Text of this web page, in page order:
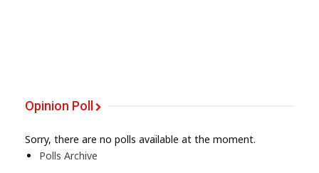
Opinion Poll
Sorry, there are no polls available at the moment.
Polls Archive